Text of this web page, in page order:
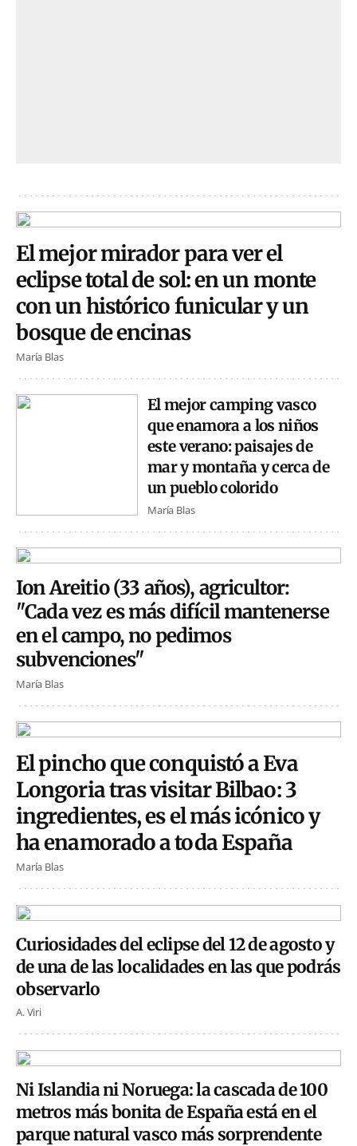
El mejor mirador para ver el
eclipse total de sol: en un monte
con un histórico funicular y un
bosque de encinas
María Blas
El mejor camping vasco
que enamora a los niños
este verano: paisajes de
mar y montaña y cerca de
un pueblo colorido
María Blas
Ion Areitio (33 años), agricultor:
"Cada vez es más difícil mantenerse
en el campo, no pedimos
subvenciones"
María Blas
El pincho que conquistó a Eva
Longoria tras visitar Bilbao: 3
ingredientes, es el más icónico y
ha enamorado a toda España
María Blas
Curiosidades del eclipse del 12 de agosto y
de una de las localidades en las que podrás
observarlo
A. Viri
Ni Islandia ni Noruega: la cascada de 100
metros más bonita de España está en el
parque natural vasco más sorprendente